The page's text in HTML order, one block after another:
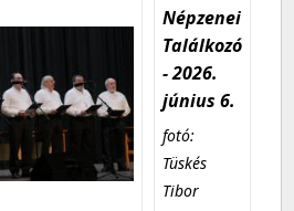
Népzenei
Találkozó
- 2026.
június 6.
fotó:
Tüskés
Tibor